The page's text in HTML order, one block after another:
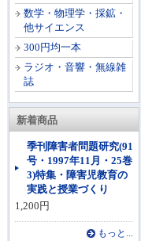
数学・物理学・採鉱・
他サイエンス
300円均一本
ラジオ・音響・無線雑
誌
新着商品
季刊障害者問題研究(91
号・1997年11月・25巻
3)特集・障害児教育の
実践と授業づくり
1,200円
もっと...